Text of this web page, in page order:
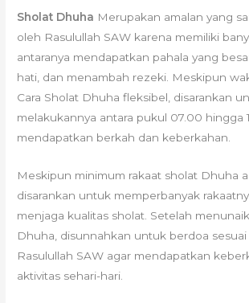
Sholat Dhuha Merupakan amalan yang
oleh Rasulullah SAW karena memiliki
antaranya mendapatkan pahala yang
hati, dan menambah rezeki. Meskipun
Cara Sholat Dhuha fleksibel, disarankan
melakukannya antara pukul 07.00 hingga
mendapatkan berkah dan keberkahan.
Meskipun minimum rakaat sholat Dhuha
disarankan untuk memperbanyak
menjaga kualitas sholat. Setelah
Dhuha, disunnahkan untuk berdoa sesuai
Rasulullah SAW agar mendapatkan
aktivitas sehari-hari.